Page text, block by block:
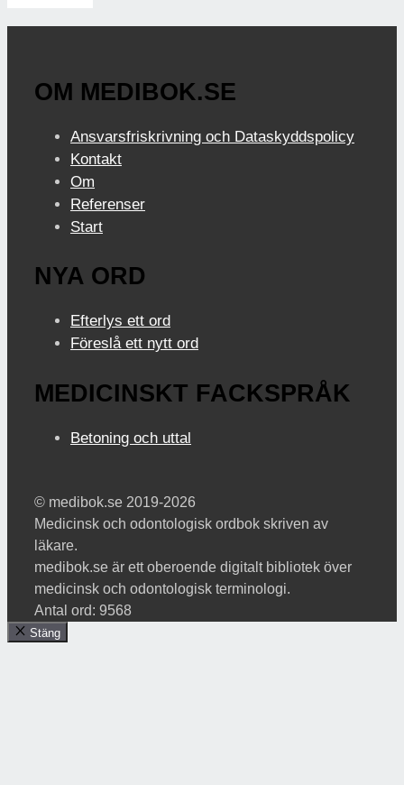
OM MEDIBOK.SE
Ansvarsfriskrivning och Dataskyddspolicy
Kontakt
Om
Referenser
Start
NYA ORD
Efterlys ett ord
Föreslå ett nytt ord
MEDICINSKT FACKSPRÅK
Betoning och uttal
© medibok.se 2019-2026
Medicinsk och odontologisk ordbok skriven av
läkare.
medibok.se är ett oberoende digitalt bibliotek över
medicinsk och odontologisk terminologi.
Antal ord: 9568
Stäng